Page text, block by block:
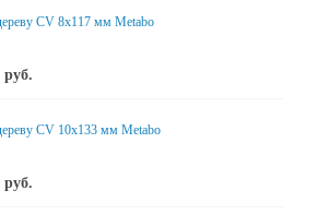
CV 8x117 мм Metabo
руб.
CV 10х133 мм Metabo
руб.